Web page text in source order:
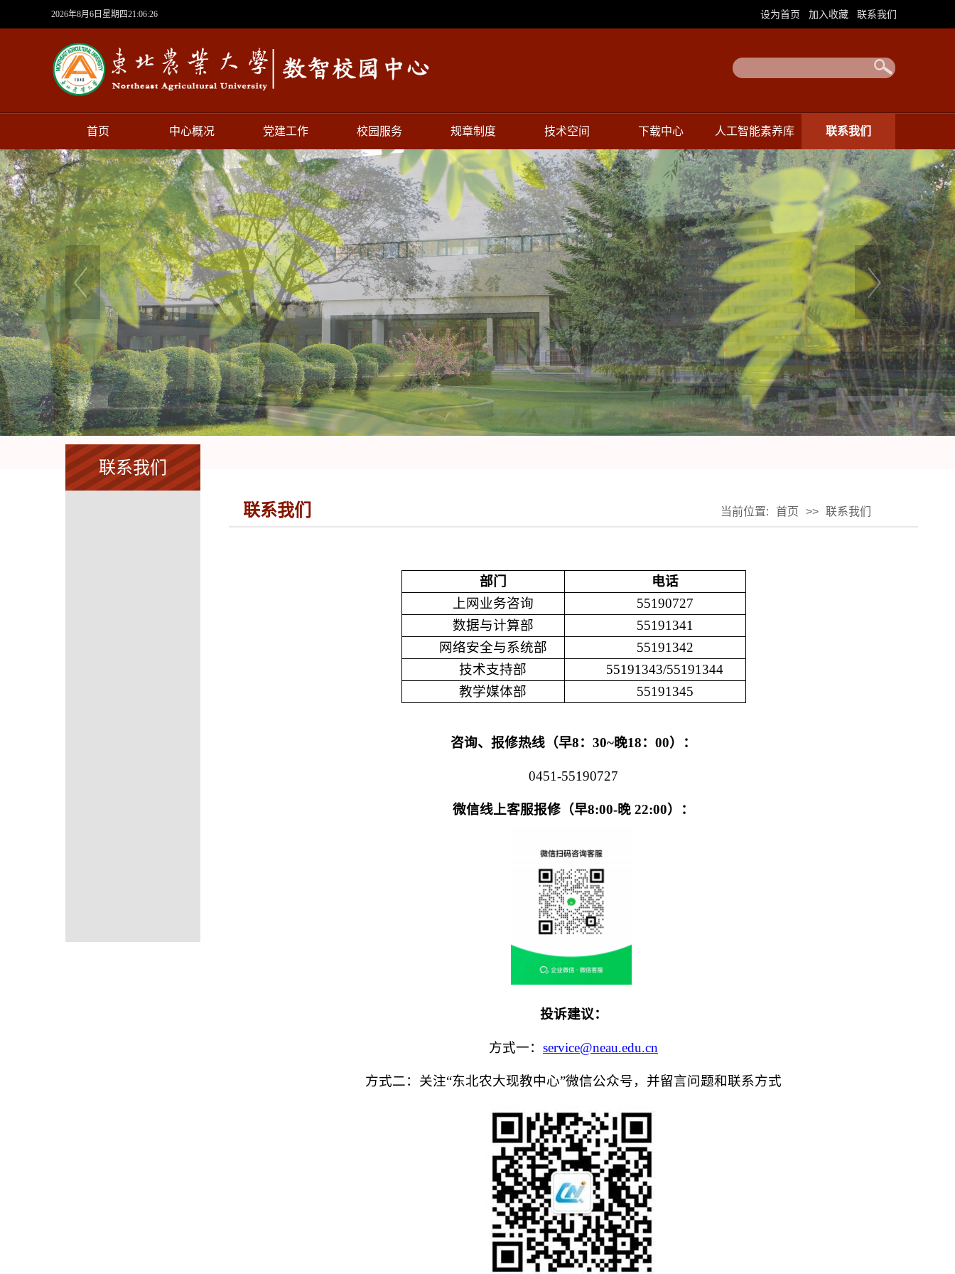
2026年8月6日星期四21:06:27 设为首页 加入收藏 联系我们
首页 中心概况 党建工作 校园服务 规章制度 技术空间 下载中心 人工智能素养库 联系我们
联系我们
联系我们 当前位置: 首页 >> 联系我们
部门
电话
上网业务咨询
55190727
数据与计算部
55191341
网络安全与系统部
55191342
技术支持部
55191343/55191344
教学媒体部
55191345
咨询、报修热线 （早8：30~晚18：00） ：
0451-55190727
微信线上客服报修（早8:00-晚 22:00）：
投诉建议：
方式一： service@neau.edu.cn
方式二：关注“东北农大现教中心”微信公众号，并留言问题和联系方式